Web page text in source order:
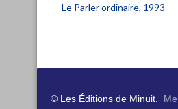
Le Parler ordinaire, 1993
© Les Éditions de Minuit.